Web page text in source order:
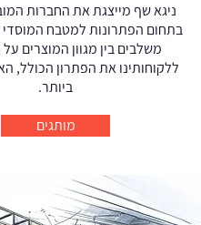
ניגא שף מייצגת את החברות
בתחום הפתרונות למטבח המוסדי
משלבים בין מגוון המוצרים
ללקוחותינו את הפתרון הכולל,
ביותר.
מותגים